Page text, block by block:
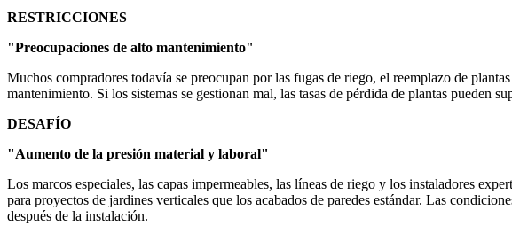
RESTRICCIONES
"Preocupaciones de alto mantenimiento"
Muchos compradores todavía se preocupan por las fugas de riego, el reemplazo de
mantenimiento. Si los sistemas se gestionan mal, las tasas de pérdida de plantas pueden
DESAFÍO
"Aumento de la presión material y laboral"
Los marcos especiales, las capas impermeables, las líneas de riego y los instaladores
para proyectos de jardines verticales que los acabados de paredes estándar. Las
después de la instalación.